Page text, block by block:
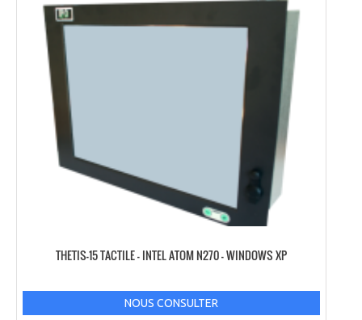
THETIS-15 TACTILE – INTEL ATOM N270 – WINDOWS XP
NOUS CONSULTER